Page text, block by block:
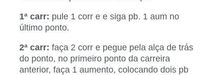
1ª carr: pule 1 corr e e siga pb. 1 aum no
último ponto.
2ª carr: faça 2 corr e pegue pela alça de trás
do ponto, no primeiro ponto da carreira
anterior, faça 1 aumento, colocando dois pb